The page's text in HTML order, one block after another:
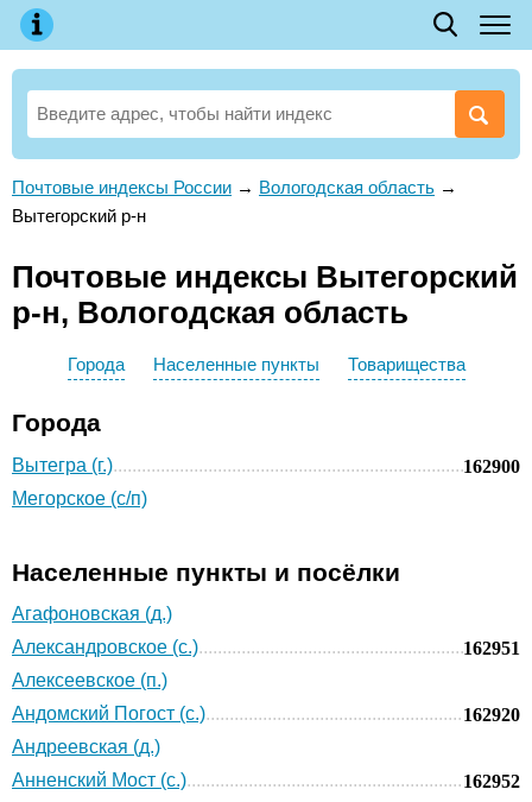
Почтовые индексы России → Вологодская область →
Вытегорский р-н
Почтовые индексы Вытегорский
р-н, Вологодская область
Города Населенные пункты Товарищества
Города
Вытегра (г.)
162900
Мегорское (с/п)
Населенные пункты и посёлки
Агафоновская (д.)
Александровское (с.)
162951
Алексеевское (п.)
Андомский Погост (с.)
162920
Андреевская (д.)
Анненский Мост (с.)
162952